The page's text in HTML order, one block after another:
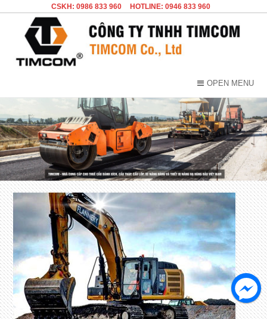
CSKH: 0986 833 960 HOTLINE: 0946 833 960
OPEN MENU